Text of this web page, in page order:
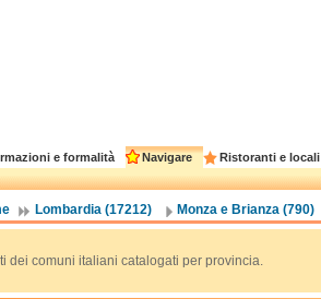
e formalità Navigare Ristoranti e locali
Lombardia (17212) Monza e Brianza (790)
dei comuni italiani catalogati per provincia.